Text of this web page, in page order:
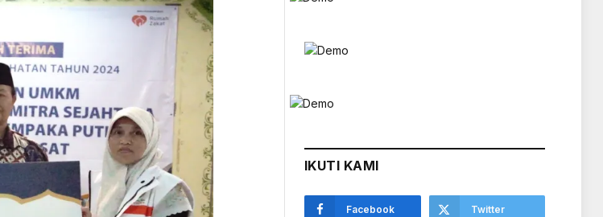
IKUTI KAMI
Facebook Twitter